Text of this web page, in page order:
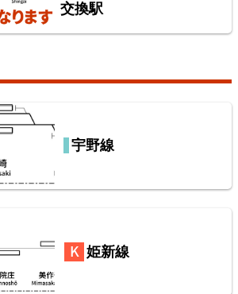
常磐線（上野～いわき）
交換駅
宇野線
姫新線